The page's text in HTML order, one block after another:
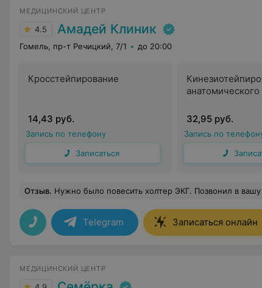
МЕДИЦИНСКИЙ ЦЕНТР
4.5 Амадей Клиник
Гомель, пр-т Речицкий, 7/1 до 20:00
Кросстейпирование
14,43 руб.
Запись по телефону
Записаться
32,95 руб.
Запись по
Отзыв. Нужно было повесить холтер ЭКГ. Позвонил в вашу клинику, девушка предложила ближайшее время на следующий день. В клинике меня встретили улыбчивые сотрудницы. Быстро оформили документы и повесили аппарат. Дали подробные
Telegram Записаться онлайн
МЕДИЦИНСКИЙ ЦЕНТР